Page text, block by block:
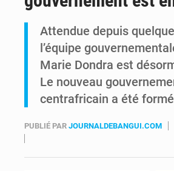
Attendue depuis
l’équipe
Marie Dondra est
Le nouveau
centrafricain a été
PUBLIÉ PAR JOURNALDEBANGUI.COM